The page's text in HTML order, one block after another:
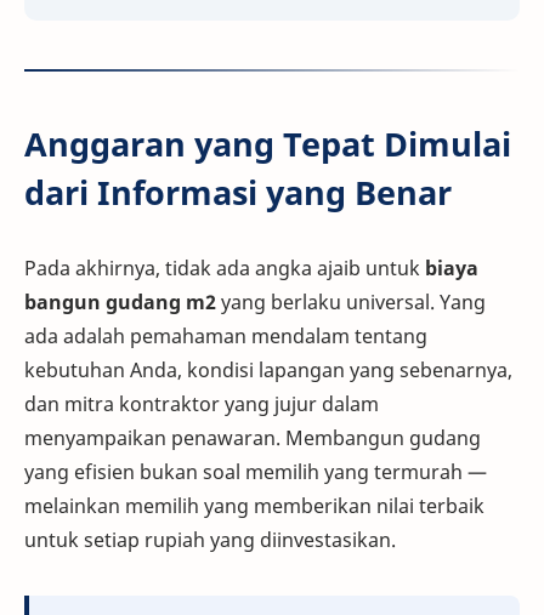
Anggaran yang Tepat Dimulai
dari Informasi yang Benar
Pada akhirnya, tidak ada angka ajaib untuk biaya
bangun gudang m2yang berlaku universal. Yang
ada adalah pemahaman mendalam tentang
kebutuhan Anda, kondisi lapangan yang sebenarnya,
dan mitra kontraktor yang jujur dalam
menyampaikan penawaran. Membangun gudang
yang efisien bukan soal memilih yang termurah —
melainkan memilih yang memberikan nilai terbaik
untuk setiap rupiah yang diinvestasikan.